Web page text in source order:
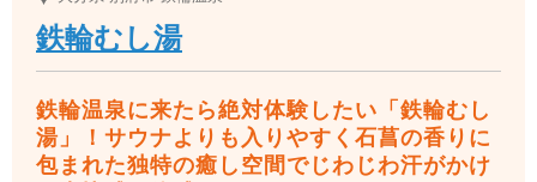
鉄輪むし湯
鉄輪温泉に来たら絶対体験したい「鉄輪むし
湯」！サウナよりも入りやすく石菖の香りに
包まれた独特の癒し空間でじわじわ汗がかけ